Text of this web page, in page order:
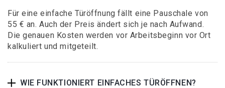
Für eine einfache Türöffnung fällt eine Pauschale von
55 € an. Auch der Preis ändert sich je nach Aufwand.
Die genauen Kosten werden vor Arbeitsbeginn vor Ort
kalkuliert und mitgeteilt.
WIE FUNKTIONIERT EINFACHES TÜRÖFFNEN?